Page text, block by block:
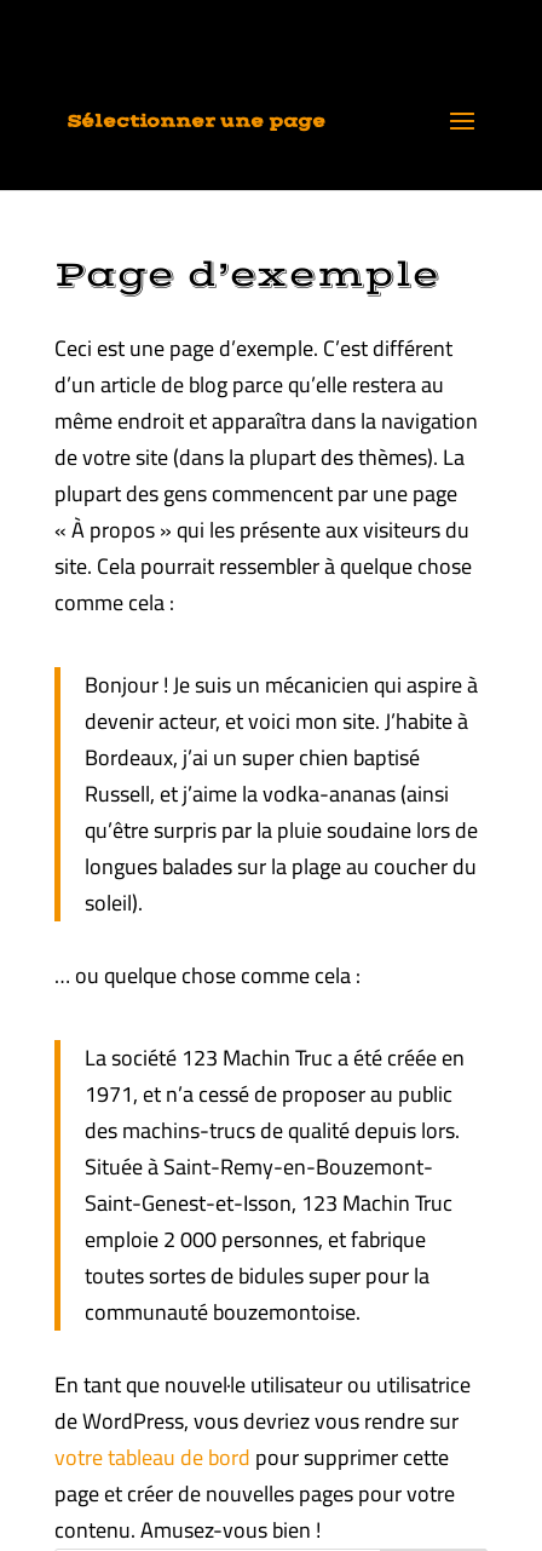
Sélectionner une page
Page d’exemple
Ceci est une page d’exemple. C’est différent
d’un article de blog parce qu’elle restera au
même endroit et apparaîtra dans la navigation
de votre site (dans la plupart des thèmes). La
plupart des gens commencent par une page
« À propos » qui les présente aux visiteurs du
site. Cela pourrait ressembler à quelque chose
comme cela :
Bonjour ! Je suis un mécanicien qui aspire à
devenir acteur, et voici mon site. J’habite à
Bordeaux, j’ai un super chien baptisé
Russell, et j’aime la vodka-ananas (ainsi
qu’être surpris par la pluie soudaine lors de
longues balades sur la plage au coucher du
soleil).
… ou quelque chose comme cela :
La société 123 Machin Truc a été créée en
1971, et n’a cessé de proposer au public
des machins-trucs de qualité depuis lors.
Située à Saint-Remy-en-Bouzemont-
Saint-Genest-et-Isson, 123 Machin Truc
emploie 2 000 personnes, et fabrique
toutes sortes de bidules super pour la
communauté bouzemontoise.
En tant que nouvel·le utilisateur ou utilisatrice
de WordPress, vous devriez vous rendre sur
votre tableau de bordpour supprimer cette
page et créer de nouvelles pages pour votre
contenu. Amusez-vous bien !